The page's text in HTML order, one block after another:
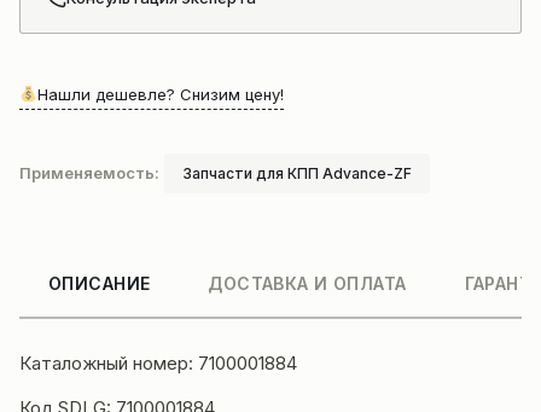
Нашли дешевле? Снизим цену!
Применяемость: Запчасти для КПП Advance-ZF
ОПИСАНИЕ ДОСТАВКА И ОПЛАТА
Каталожный номер: 7100001884